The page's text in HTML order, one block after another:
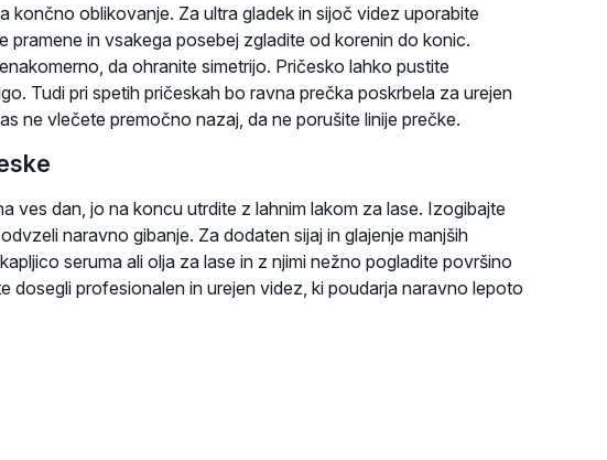
končno oblikovanje. Za ultra gladek in sijoč videz uporabite
pramene in vsakega posebej zgladite od korenin do konic.
da ohranite simetrijo. Pričesko lahko pustite
Tudi pri spetih pričeskah bo ravna prečka poskrbela za urejen
ne vlečete premočno nazaj, da ne porušite linije prečke.
ves dan, jo na koncu utrdite z lahnim lakom za lase. Izogibajte
naravno gibanje. Za dodaten sijaj in glajenje manjših
seruma ali olja za lase in z njimi nežno pogladite površino
dosegli profesionalen in urejen videz, ki poudarja naravno lepoto